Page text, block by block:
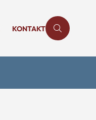
KONTAKT